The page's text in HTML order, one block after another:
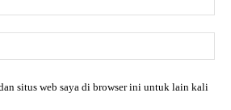
situs web saya di browser ini untuk lain kali